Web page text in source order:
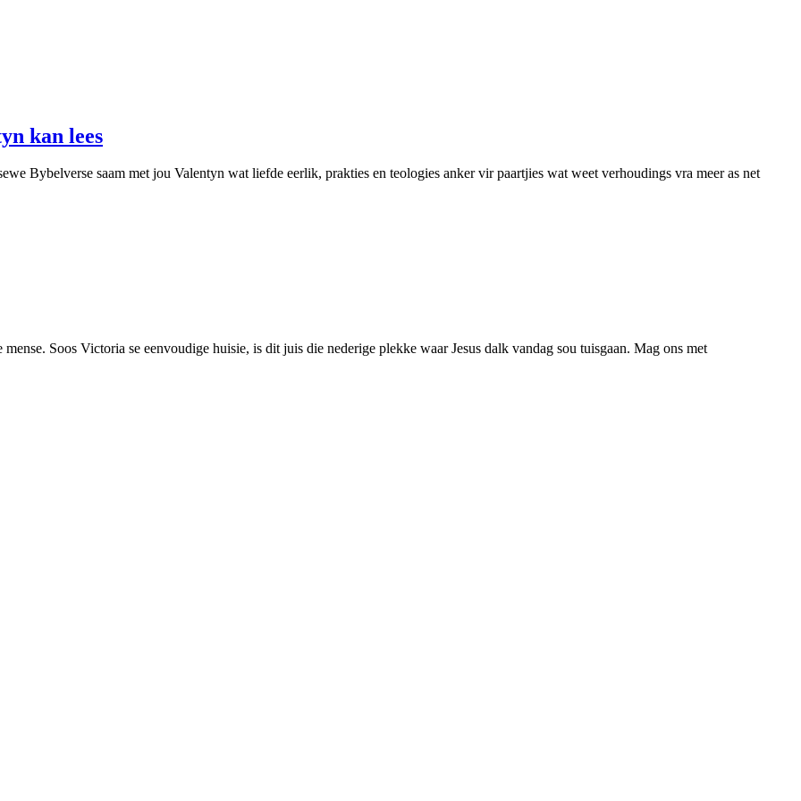
kan lees
Bybelverse saam met jou Valentyn wat liefde eerlik, prakties en teologies anker vir paartjies wat weet verhoudings vra meer as net
Soos Victoria se eenvoudige huisie, is dit juis die nederige plekke waar Jesus dalk vandag sou tuisgaan. Mag ons met